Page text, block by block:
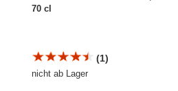
70 cl
(1)
nicht ab Lager